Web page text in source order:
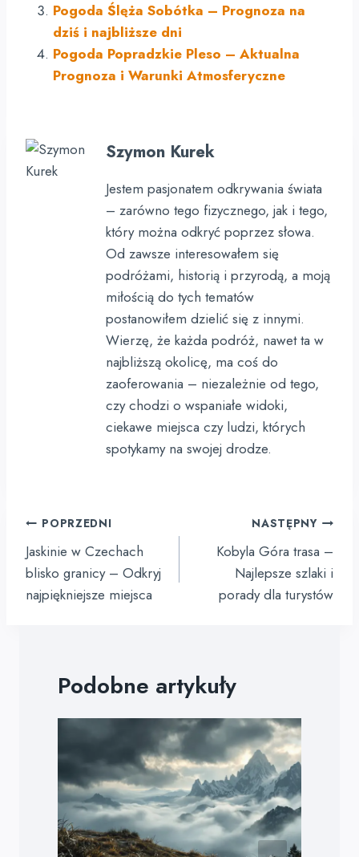
Pogoda Ślęża Sobótka – Prognoza na
dziś i najbliższe dni
Pogoda Popradzkie Pleso – Aktualna
Prognoza i Warunki Atmosferyczne
Szymon Kurek
Jestem pasjonatem odkrywania świata
– zarówno tego fizycznego, jak i tego,
który można odkryć poprzez słowa.
Od zawsze interesowałem się
podróżami, historią i przyrodą, a moją
miłością do tych tematów
postanowiłem dzielić się z innymi.
Wierzę, że każda podróż, nawet ta w
najbliższą okolicę, ma coś do
zaoferowania – niezależnie od tego,
czy chodzi o wspaniałe widoki,
ciekawe miejsca czy ludzi, których
spotykamy na swojej drodze.
Nawigacja
wpisu
POPRZEDNI
Jaskinie w Czechach
blisko granicy – Odkryj
najpiękniejsze miejsca
NASTĘPNY
Kobyla Góra trasa –
Najlepsze szlaki i
porady dla turystów
Podobne artykuły